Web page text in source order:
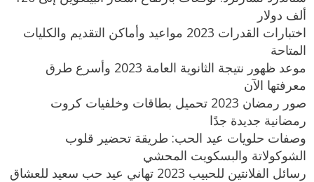
ألف دولار
اختبارات القدرات 2023 مواعيد وأماكن التقديم والكليات
المتاحة
موعد ظهور نتيجة الثانوية العامة 2023 وأسرع طرق
معرفتها الآن
صور رمضان 2023 تحميل بطاقات وخلفيات كروت
رمضانية جديدة جدًا
وصفات حلويات عيد الحب: طريقة تحضير قلوب
الشوكولاتة والبسكويت المحشي
رسائل الفلانتين للحبيب 2023 تهاني عيد حب سعيد للعشاق